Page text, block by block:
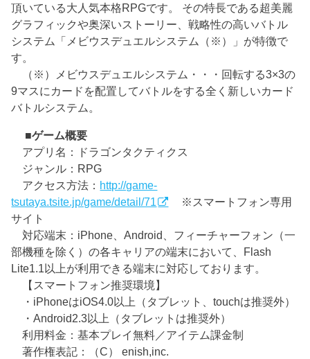
頂いている大人気本格RPGです。 その特長である超美麗
グラフィックや奥深いストーリー、戦略性の高いバトル
システム「メビウスデュエルシステム（※）」が特徴で
す。
（※）メビウスデュエルシステム・・・回転する3×3の
9マスにカードを配置してバトルをする全く新しいカード
バトルシステム。
■ゲーム概要
アプリ名：ドラゴンタクティクス
ジャンル：RPG
アクセス方法： http://game-
tsutaya.tsite.jp/game/detail/71
※スマートフォン専用
サイト
対応端末：iPhone、Android、フィーチャーフォン（一
部機種を除く）の各キャリアの端末において、Flash
Lite1.1以上が利用できる端末に対応しております。
【スマートフォン推奨環境】
・iPhoneはiOS4.0以上（タブレット、touchは推奨外）
・Android2.3以上（タブレットは推奨外）
利用料金：基本プレイ無料／アイテム課金制
著作権表記：（C） enish,inc.